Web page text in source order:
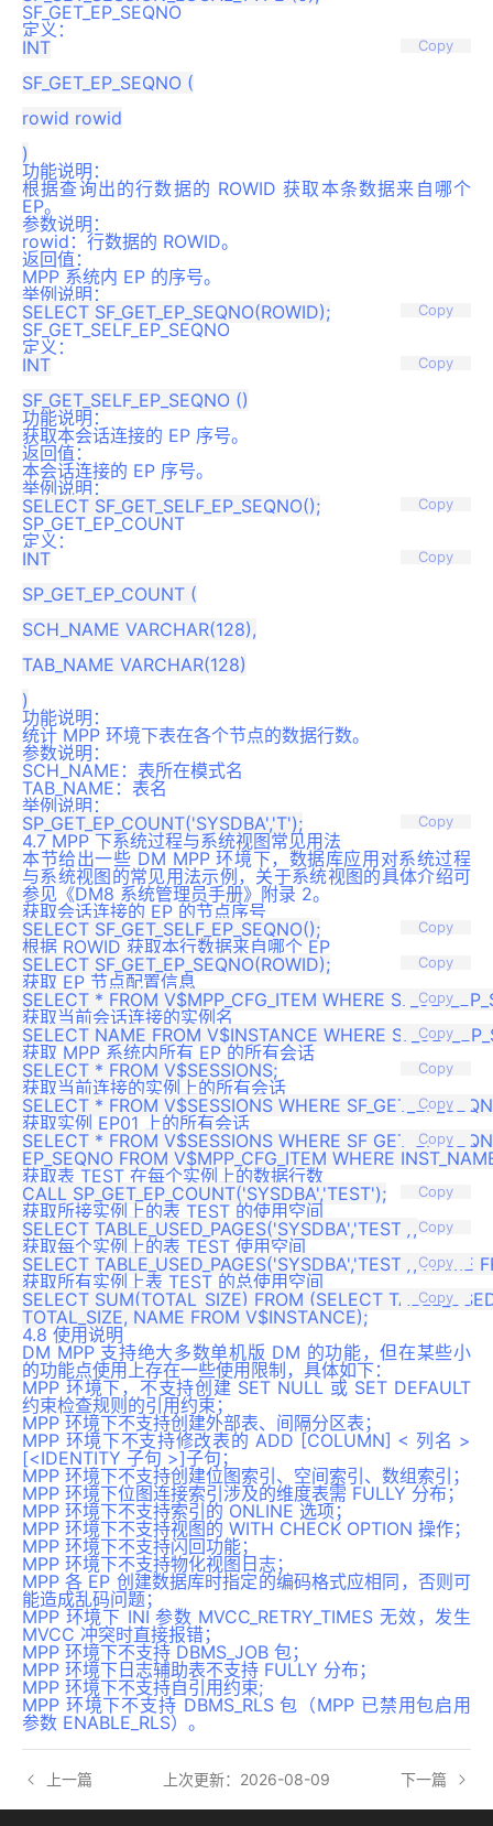
SF_GET_EP_SEQNO
定义：
Copy
INT
SF_GET_EP_SEQNO (
rowid rowid
功能说明：
根据查询出的行数据的 ROWID 获取本条数据来自哪个
EP。
参数说明：
rowid：行数据的 ROWID。
返回值：
MPP 系统内 EP 的序号。
举例说明：
Copy
SF_GET_SELF_EP_SEQNO
定义：
Copy
INT
功能说明：
获取本会话连接的 EP 序号。
返回值：
本会话连接的 EP 序号。
举例说明：
Copy
SP_GET_EP_COUNT
定义：
Copy
INT
SP_GET_EP_COUNT (
SCH_NAME VARCHAR(128),
TAB_NAME VARCHAR(128)
功能说明：
统计 MPP 环境下表在各个节点的数据行数。
参数说明：
SCH_NAME：表所在模式名
TAB_NAME：表名
举例说明：
Copy
4.7 MPP 下系统过程与系统视图常见用法
本节给出一些 DM MPP 环境下，数据库应用对系统过程
与系统视图的常见用法示例，关于系统视图的具体介绍可
参见《DM8 系统管理员手册》附录 2。
获取会话连接的 EP 的节点序号
Copy
根据 ROWID 获取本行数据来自哪个 EP
Copy
获取 EP 节点配置信息
Copy
获取当前会话连接的实例名
Copy
获取 MPP 系统内所有 EP 的所有会话
Copy
获取当前连接的实例上的所有会话
Copy
获取实例 EP01 上的所有会话
Copy
SELECT * FROM V$SESSIONS WHERE
获取表 TEST 在每个实例上的数据行数
Copy
获取所接实例上的表 TEST 的使用空间
Copy
获取每个实例上的表 TEST 使用空间
Copy
获取所有实例上表 TEST 的总使用空间
Copy
SELECT SUM(TOTAL_SIZE) FROM (SELECT
4.8 使用说明
DM MPP 支持绝大多数单机版 DM 的功能，但在某些小
的功能点使用上存在一些使用限制，具体如下：
MPP 环境下，不支持创建 SET NULL 或 SET DEFAULT
约束检查规则的引用约束；
MPP 环境下不支持创建外部表、间隔分区表；
MPP 环境下不支持修改表的 ADD [COLUMN] < 列名 >
[<IDENTITY 子句 >]子句；
MPP 环境下不支持创建位图索引、空间索引、数组索引；
MPP 环境下位图连接索引涉及的维度表需 FULLY 分布；
MPP 环境下不支持索引的 ONLINE 选项；
MPP 环境下不支持视图的 WITH CHECK OPTION 操作；
MPP 环境下不支持闪回功能；
MPP 环境下不支持物化视图日志；
MPP 各 EP 创建数据库时指定的编码格式应相同，否则可
能造成乱码问题；
MPP 环境下 INI 参数 MVCC_RETRY_TIMES 无效，发生
MVCC 冲突时直接报错；
MPP 环境下不支持 DBMS_JOB 包；
MPP 环境下日志辅助表不支持 FULLY 分布；
MPP 环境下不支持自引用约束;
MPP 环境下不支持 DBMS_RLS 包（MPP 已禁用包启用
参数 ENABLE_RLS）。
上次更新：2026-08-09
上一篇 下一篇